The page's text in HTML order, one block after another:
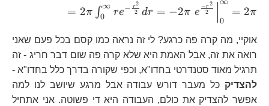
\frac{r^{2}}
{2}}dr=-
r^{2}}
= 2π ∫0
∞
re− 2
r2
dr = −2π e 2
−r2
0
∞
= 2π
אוקיי, מה קרה פה כרגע? לי זה נראה כמו קסם בכל פעם שאני
רואה את זה, אבל האמת היא שלא קרה פה שום דבר חריג - זה
תרגיל מאוד סטנדרטי בחדו"א, וכפי שקורה בדרך כלל בחדו"א -
להצדיק כל מעבר דורש עבודה אבל מרגע שיושב לנו למה
אפשר להצדיק את כולם, העבודה היא די פשוטה. אני אתחיל